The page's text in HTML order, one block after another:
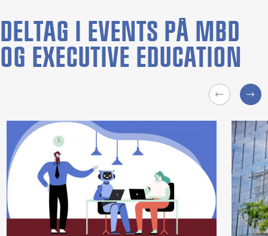
DELTAG I EVENTS PÅ MBD
OG EXECUTIVE EDUCATION